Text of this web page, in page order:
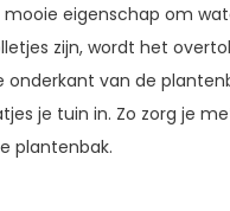
mooie eigenschap om
zijn, wordt het
van de
je tuin in. Zo zorg je
plantenbak.